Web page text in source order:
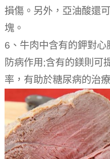
損傷。 另外，亞油酸還
塊。
6、牛肉中含有的鉀對
防病作用;含有的鎂則可
率，有助於糖尿病的治療